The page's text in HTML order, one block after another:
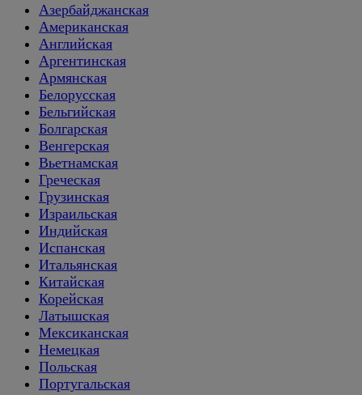
Азербайджанская
Американская
Английская
Аргентинская
Армянская
Белорусская
Бельгийская
Болгарская
Венгерская
Вьетнамская
Греческая
Грузинская
Израильская
Индийская
Испанская
Итальянская
Китайская
Корейская
Латышская
Мексиканская
Немецкая
Польская
Португальская